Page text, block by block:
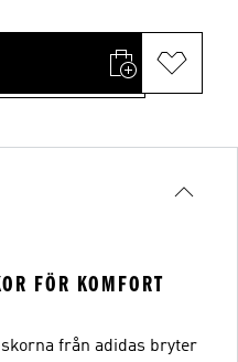
FÖR KOMFORT
från adidas bryter